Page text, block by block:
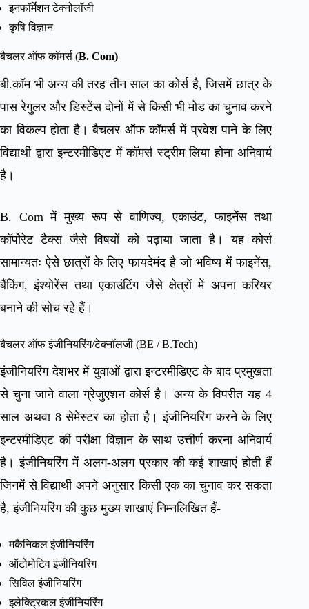
इनफॉर्मेशन टेक्नोलॉजी
कृषि विज्ञान
बैचलर ऑफ कॉमर्स (B. Com)
बी.कॉम भी अन्य की तरह तीन साल का कोर्स है, जिसमें छात्र के
पास रेगुलर और डिस्टेंस दोनों में से किसी भी मोड का चुनाव करने
का विकल्प होता है। बैचलर ऑफ कॉमर्स में प्रवेश पाने के लिए
विद्यार्थी द्वारा इन्टरमीडिएट में कॉमर्स स्ट्रीम लिया होना अनिवार्य
है।
B. Com में मुख्य रूप से वाणिज्य, एकाउंट, फाइनेंस तथा
कॉर्पोरेट टैक्स जैसे विषयों को पढ़ाया जाता है। यह कोर्स
सामान्यतः ऐसे छात्रों के लिए फायदेमंद है जो भविष्य में फाइनेंस,
बैंकिंग, इंश्योरेंस तथा एकाउंटिंग जैसे क्षेत्रों में अपना करियर
बनाने की सोच रहे हैं।
बैचलर ऑफ इंजीनियरिंग/टेक्नॉलजी (BE / B.Tech)
इंजीनियरिंग देशभर में युवाओं द्वारा इन्टरमीडिएट के बाद प्रमुखता
से चुना जाने वाला ग्रेजुएशन कोर्स है। अन्य के विपरीत यह 4
साल अथवा 8 सेमेस्टर का होता है। इंजीनियरिंग करने के लिए
इन्टरमीडिएट की परीक्षा विज्ञान के साथ उत्तीर्ण करना अनिवार्य
है। इंजीनियरिंग में अलग-अलग प्रकार की कई शाखाएं होती हैं
जिनमें से विद्यार्थी अपने अनुसार किसी एक का चुनाव कर सकता
है, इंजीनियरिंग की कुछ मुख्य शाखाएं निम्नलिखित हैं-
मकैनिकल इंजीनियरिंग
ऑटोमोटिव इंजीनियरिंग
सिविल इंजीनियरिंग
इलेक्ट्रिकल इंजीनियरिंग